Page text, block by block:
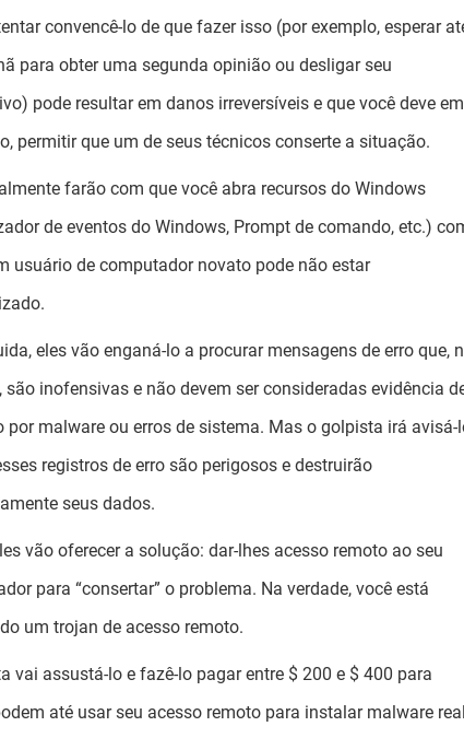
convencê-lo de que fazer isso (por exemplo, esperar
para obter uma segunda opinião ou desligar seu
pode resultar em danos irreversíveis e que você deve em
permitir que um de seus técnicos conserte a situação.
farão com que você abra recursos do Windows
de eventos do Windows, Prompt de comando, etc.)
usuário de computador novato pode não estar
eles vão enganá-lo a procurar mensagens de erro que,
são inofensivas e não devem ser consideradas evidência
por malware ou erros de sistema. Mas o golpista irá avisá-
registros de erro são perigosos e destruirão
seus dados.
vão oferecer a solução: dar-lhes acesso remoto ao seu
para “consertar” o problema. Na verdade, você está
um trojan de acesso remoto.
vai assustá-lo e fazê-lo pagar entre $ 200 e $ 400 para
até usar seu acesso remoto para instalar malware real